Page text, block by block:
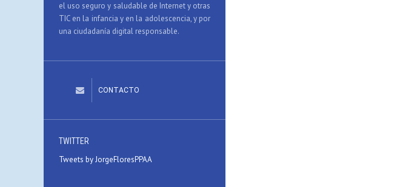
el uso seguro y saludable de Internet y otras
TIC en la infancia y en la adolescencia, y por
una ciudadanía digital responsable.
CONTACTO
TWITTER
Tweets by JorgeFloresPPAA